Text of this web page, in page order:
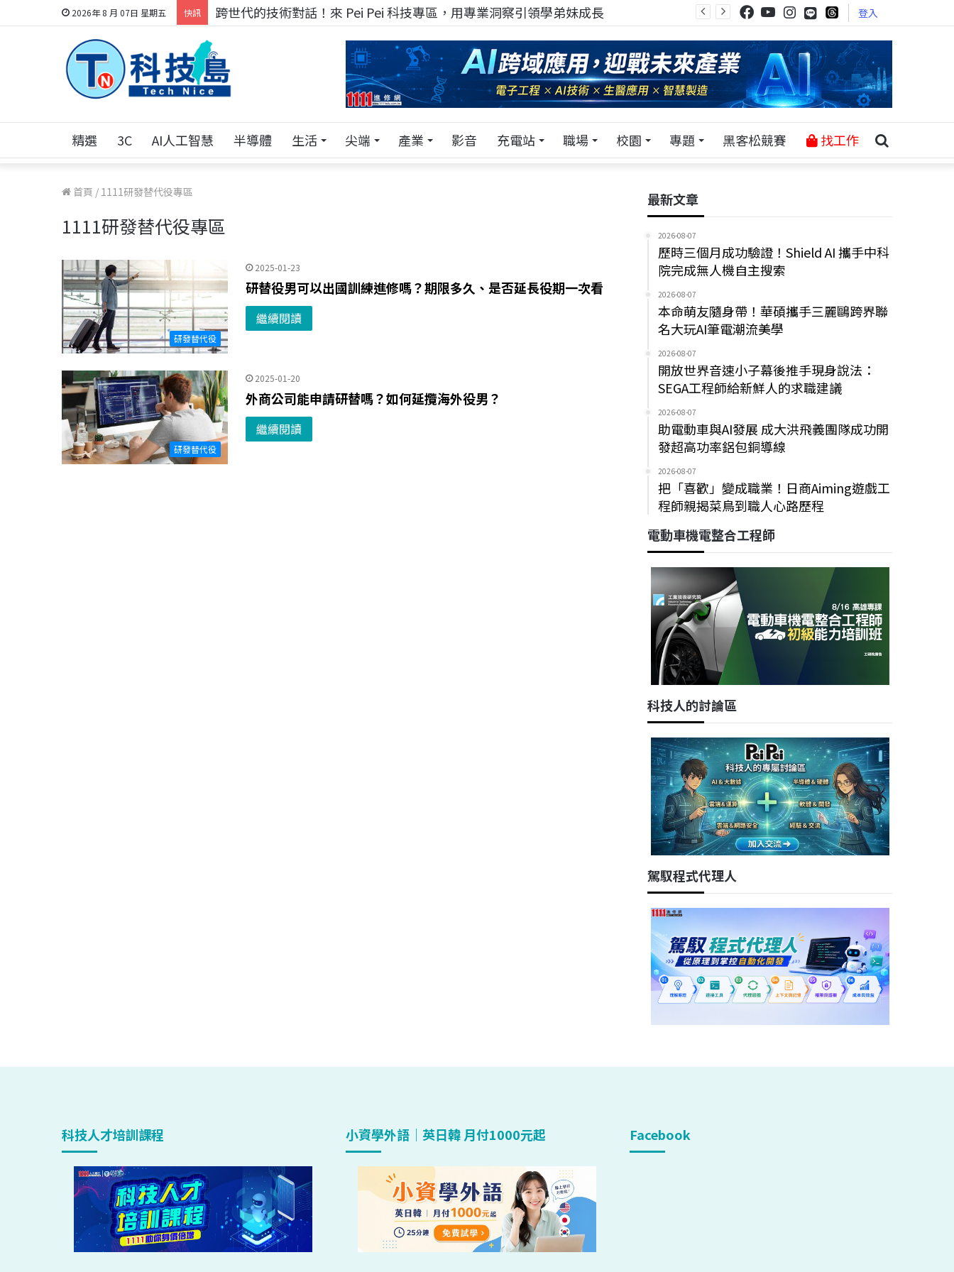
2026年 8 月 07日 星期五 快訊 科技人的經驗傳承地！在 Pei Pei 科技專區，與學弟妹交流最硬核的技術 登入
精選 3C AI人工智慧 半導體 生活 尖端 產業 影音 充電站 職場 校園 專題 黑客松競賽 找工作
首頁 / 1111研發替代役專區
1111研發替代役專區
研發替代役
2025-01-23
研替役男可以出國訓練進修嗎？期限多久、是否延長役期一次看
繼續閱讀
研發替代役
2025-01-20
外商公司能申請研替嗎？如何延攬海外役男？
繼續閱讀
最新文章
2026-08-07
歷時三個月成功驗證！Shield AI 攜手中科
院完成無人機自主搜索
2026-08-07
本命萌友隨身帶！華碩攜手三麗鷗跨界聯
名大玩AI筆電潮流美學
2026-08-07
開放世界音速小子幕後推手現身說法：
SEGA工程師給新鮮人的求職建議
2026-08-07
助電動車與AI發展 成大洪飛義團隊成功開
發超高功率鋁包銅導線
2026-08-07
把「喜歡」變成職業！日商Aiming遊戲工
程師親揭菜鳥到職人心路歷程
電動車機電整合工程師
科技人的討論區
駕馭程式代理人
科技人才培訓課程 小資學外語｜英日韓 月付1000元起 Facebook